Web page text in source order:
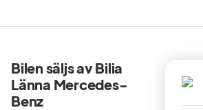
Bilen säljs av Bilia
Länna Mercedes-
Benz